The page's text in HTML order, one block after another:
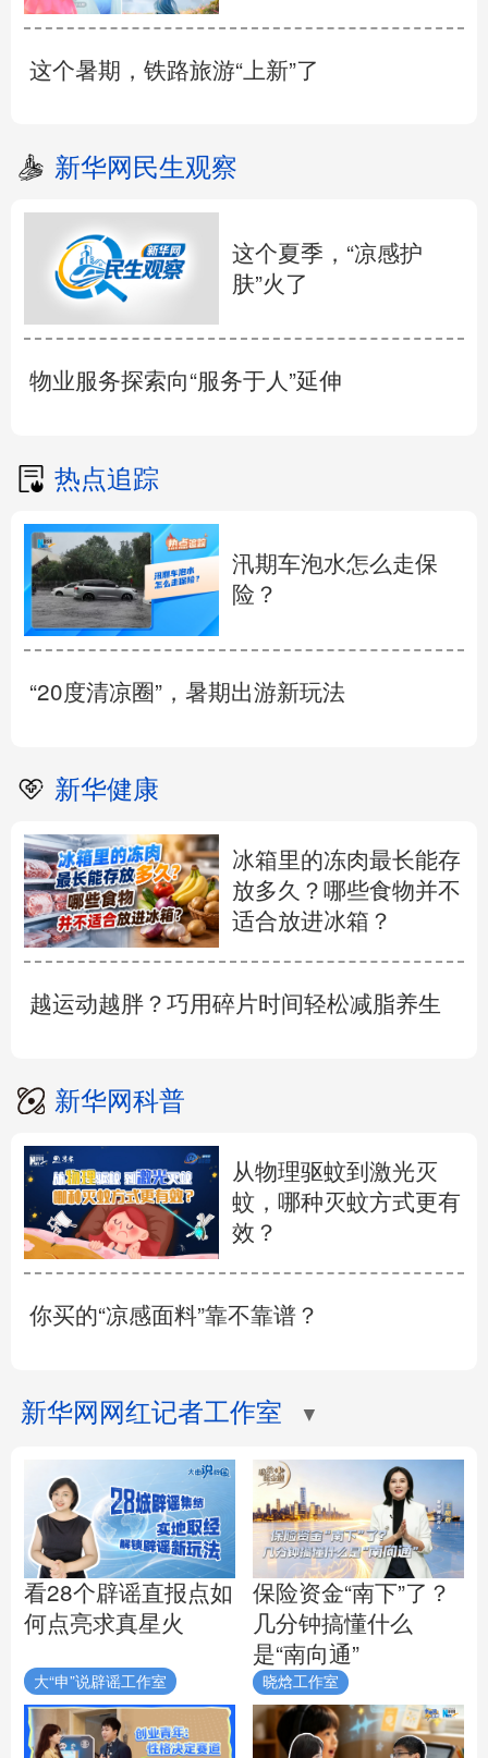
这个暑期，铁路旅游“上新”了
新华网民生观察
这个夏季，“凉感护
肤”火了
物业服务探索向“服务于人”延伸
热点追踪
汛期车泡水怎么走保
险？
“20度清凉圈”，暑期出游新玩法
新华健康
冰箱里的冻肉最长能存
放多久？哪些食物并不
适合放进冰箱？
越运动越胖？巧用碎片时间轻松减脂养生
新华网科普
从物理驱蚊到激光灭
蚊，哪种灭蚊方式更有
效？
你买的“凉感面料”靠不靠谱？
新华网网红记者工作室 ▼
看28个辟谣直报点如
何点亮求真星火
大“申”说辟谣工作室
保险资金“南下”了？
几分钟搞懂什么
是“南向通”
晓焓工作室